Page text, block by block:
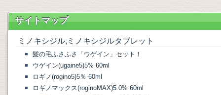
サイトマップ
ミノキシジル,ミノキシジルタブレット
髪の毛ふさふさ「ウゲイン」セット！
ウゲイン(ugaine5)5% 60ml
ロギノ(rogino5)5％ 60ml
ロギノマックス(roginoMAX)5.0% 60ml